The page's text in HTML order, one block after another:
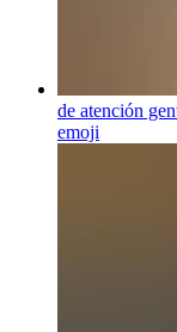
de atención
emoji